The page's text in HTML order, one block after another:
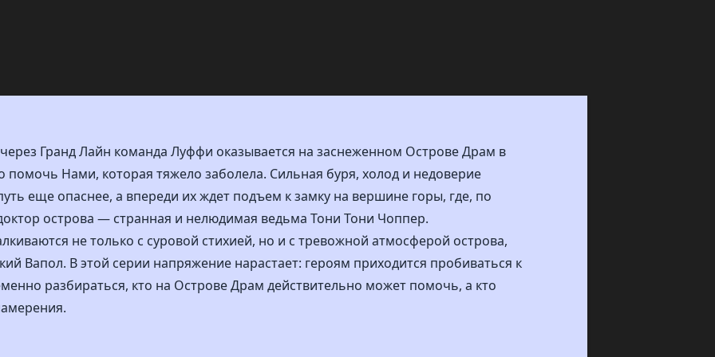
Гранд Лайн команда Луффи оказывается на заснеженном Острове Драм в
помочь Нами, которая тяжело заболела. Сильная буря, холод и недоверие
еще опаснее, а впереди их ждет подъем к замку на вершине горы, где, по
острова — странная и нелюдимая ведьма Тони Тони Чоппер.
не только с суровой стихией, но и с тревожной атмосферой острова,
Вапол. В этой серии напряжение нарастает: героям приходится пробиваться к
разбираться, кто на Острове Драм действительно может помочь, а кто